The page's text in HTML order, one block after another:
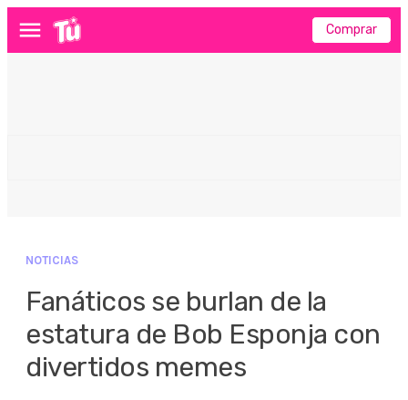
Menú Comprar
NOTICIAS
Fanáticos se burlan de la
estatura de Bob Esponja con
divertidos memes